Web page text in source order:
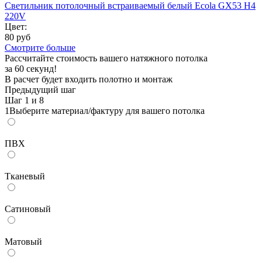
Светильник потолочный встраиваемый белый Ecola GX53 H4
220V
Цвет:
80 руб
Смотрите больше
Рассчитайте стоимость вашего натяжного потолка
за 60 секунд!
В расчет будет входить полотно и монтаж
Предыдущий шаг
Шаг 1 и 8
1Выберите материал/фактуру для вашего потолка
ПВХ
Тканевый
Сатиновый
Матовый